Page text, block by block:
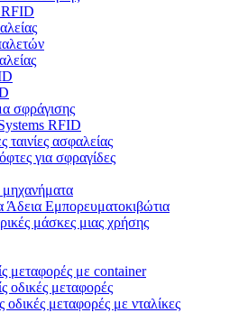
RFID
σφράγισης
RFID
ταινίες ασφαλείας
για σφραγίδες
μηχανήματα
Άδεια Εμπορευματοκιβώτια
μάσκες μιας χρήσης
μεταφορές με container
οδικές μεταφορές
οδικές μεταφορές με νταλίκες